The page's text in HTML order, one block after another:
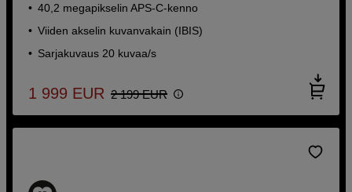
40,2 megapikselin APS-C-kenno
Viiden akselin kuvanvakain (IBIS)
Sarjakuvaus 20 kuvaa/s
1 999 EUR 2 199 EUR